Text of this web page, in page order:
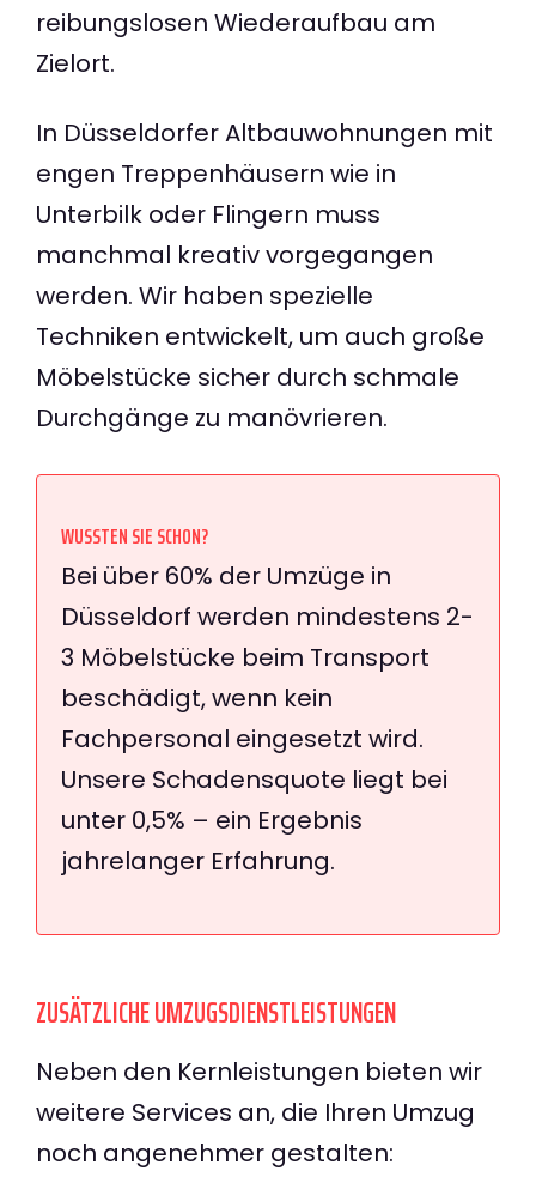
reibungslosen Wiederaufbau am
Zielort.
In Düsseldorfer Altbauwohnungen mit
engen Treppenhäusern wie in
Unterbilk oder Flingern muss
manchmal kreativ vorgegangen
werden. Wir haben spezielle
Techniken entwickelt, um auch große
Möbelstücke sicher durch schmale
Durchgänge zu manövrieren.
WUSSTEN SIE SCHON?
Bei über 60% der Umzüge in
Düsseldorf werden mindestens 2-
3 Möbelstücke beim Transport
beschädigt, wenn kein
Fachpersonal eingesetzt wird.
Unsere Schadensquote liegt bei
unter 0,5% – ein Ergebnis
jahrelanger Erfahrung.
ZUSÄTZLICHE UMZUGSDIENSTLEISTUNGEN
Neben den Kernleistungen bieten wir
weitere Services an, die Ihren Umzug
noch angenehmer gestalten: